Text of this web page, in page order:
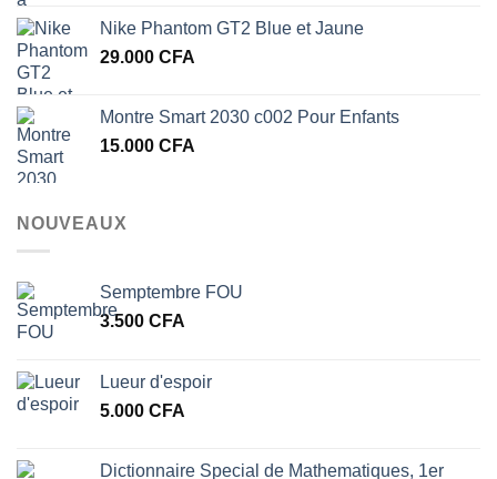
Nike Phantom GT2 Blue et Jaune
29.000 CFA
Montre Smart 2030 c002 Pour Enfants
15.000 CFA
NOUVEAUX
Semptembre FOU
3.500 CFA
Lueur d'espoir
5.000 CFA
Dictionnaire Special de Mathematiques, 1er